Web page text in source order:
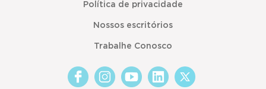
Política de privacidade
Nossos escritórios
Trabalhe Conosco